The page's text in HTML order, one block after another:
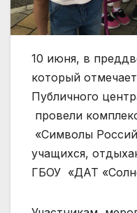
10 июня, в
который
Публичного
провели
«Символы
учащихся,
ГБОУ «ДАТ